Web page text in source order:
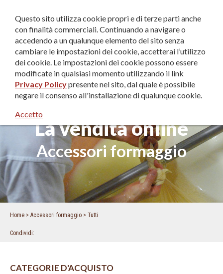
La vendita online
Accessori formaggio
Home Accessori formaggio Tutti
Condividi
CATEGORIE D'ACQUISTO
Questo sito utilizza cookie propri e di terze parti anche
con finalità commerciali. Continuando a navigare o
accedendo a un qualunque elemento del sito senza
cambiare le impostazioni dei cookie, accetterai l’utilizzo
dei cookie. Le impostazioni dei cookie possono essere
modificate in qualsiasi momento utilizzando il link
Privacy Policypresente nel sito, dal quale è possibile
negare il consenso all'installazione di qualunque cookie.
Accetto